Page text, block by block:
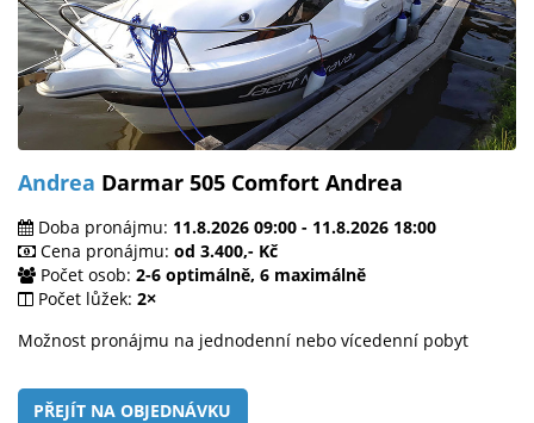
Andrea Darmar 505 Comfort Andrea
Doba pronájmu: 11.8.2026 09:00 - 11.8.2026 18:00
Cena pronájmu: od 3.400,- Kč
Počet osob: 2-6 optimálně, 6 maximálně
Počet lůžek: 2×
Možnost pronájmu na jednodenní nebo vícedenní pobyt
PŘEJÍT NA OBJEDNÁVKU